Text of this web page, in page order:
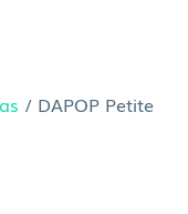
/ DAPOP Petite